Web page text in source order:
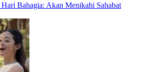
Bahagia: Akan Menikahi Sahabat